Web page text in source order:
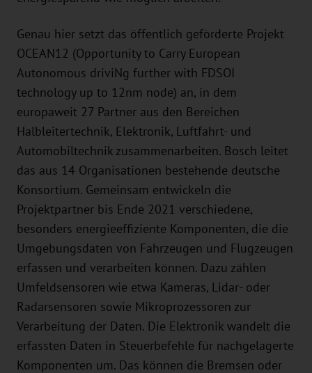
Genau hier setzt das öffentlich geförderte Projekt
OCEAN12 (Opportunity to Carry European
Autonomous driviNg further with FDSOI
technology up to 12nm node) an, in dem
europaweit 27 Partner aus den Bereichen
Halbleitertechnik, Elektronik, Luftfahrt- und
Automobiltechnik zusammenarbeiten. Bosch leitet
das aus 14 Organisationen bestehende deutsche
Konsortium. Gemeinsam entwickeln die
Projektpartner bis Ende 2021 verschiedene,
besonders energieeffiziente Komponenten, die die
Umgebungsdaten von Fahrzeugen und Flugzeugen
erfassen und verarbeiten können. Dazu zählen
Umfeldsensoren wie etwa Kameras, Lidar- oder
Radarsensoren sowie Mikroprozessoren zur
Verarbeitung der Daten. Die Elektronik wandelt die
erfassten Daten in Steuerbefehle für nachgelagerte
Komponenten um. Das können die Bremsen oder